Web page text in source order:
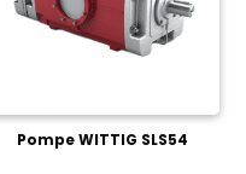
Pompe WITTIG SLS54